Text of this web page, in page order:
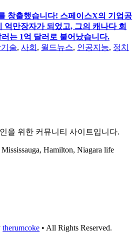
창출했습니다! 스페이스X의 기업공
억만장자가 되었고, 그의 캐나다 회
는 1억 달러로 불어났습니다.
술,사회 , 월드뉴스, 인공지능, 정치
을 위한 커뮤니티 사이트입니다.
Hamilton, Niagara life
therumcoke • All Rights Reserved.